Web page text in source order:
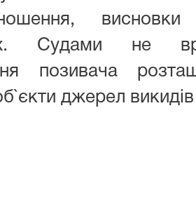
Судами не
позивача
джерел